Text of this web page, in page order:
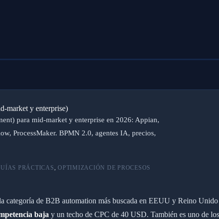
market y enterprise)
para mid-market y enterprise en 2026: Appian,
ProcessMaker. BPMN 2.0, agentes IA, precios,
PRÁCTICAS,OPTIMIZACIÓN DE PROCESOS
categoría de B2B automation más buscada en EEUU y Reino
baja y un techo de CPC de 40 USD. También es uno de